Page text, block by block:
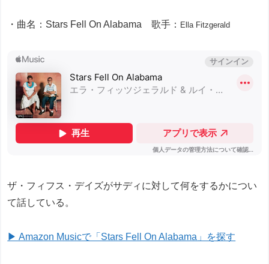
・曲名：Stars Fell On Alabama 歌手： Ella Fitzgerald
ザ・フィフス・デイズがサディに対して何をするかについ
て話している。
▶ Amazon Musicで「Stars Fell On Alabama」を探す